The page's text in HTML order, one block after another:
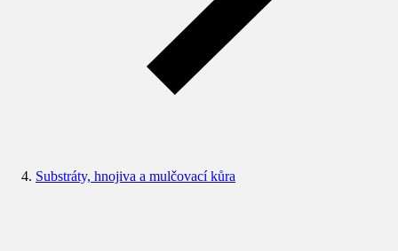
Substráty, hnojiva a mulčovací kůra